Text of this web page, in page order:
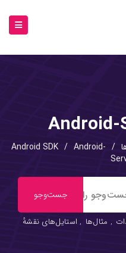
Android-
/
Android SDK / Android-
, مثال‌ها , استایل‌های نقشهٔ